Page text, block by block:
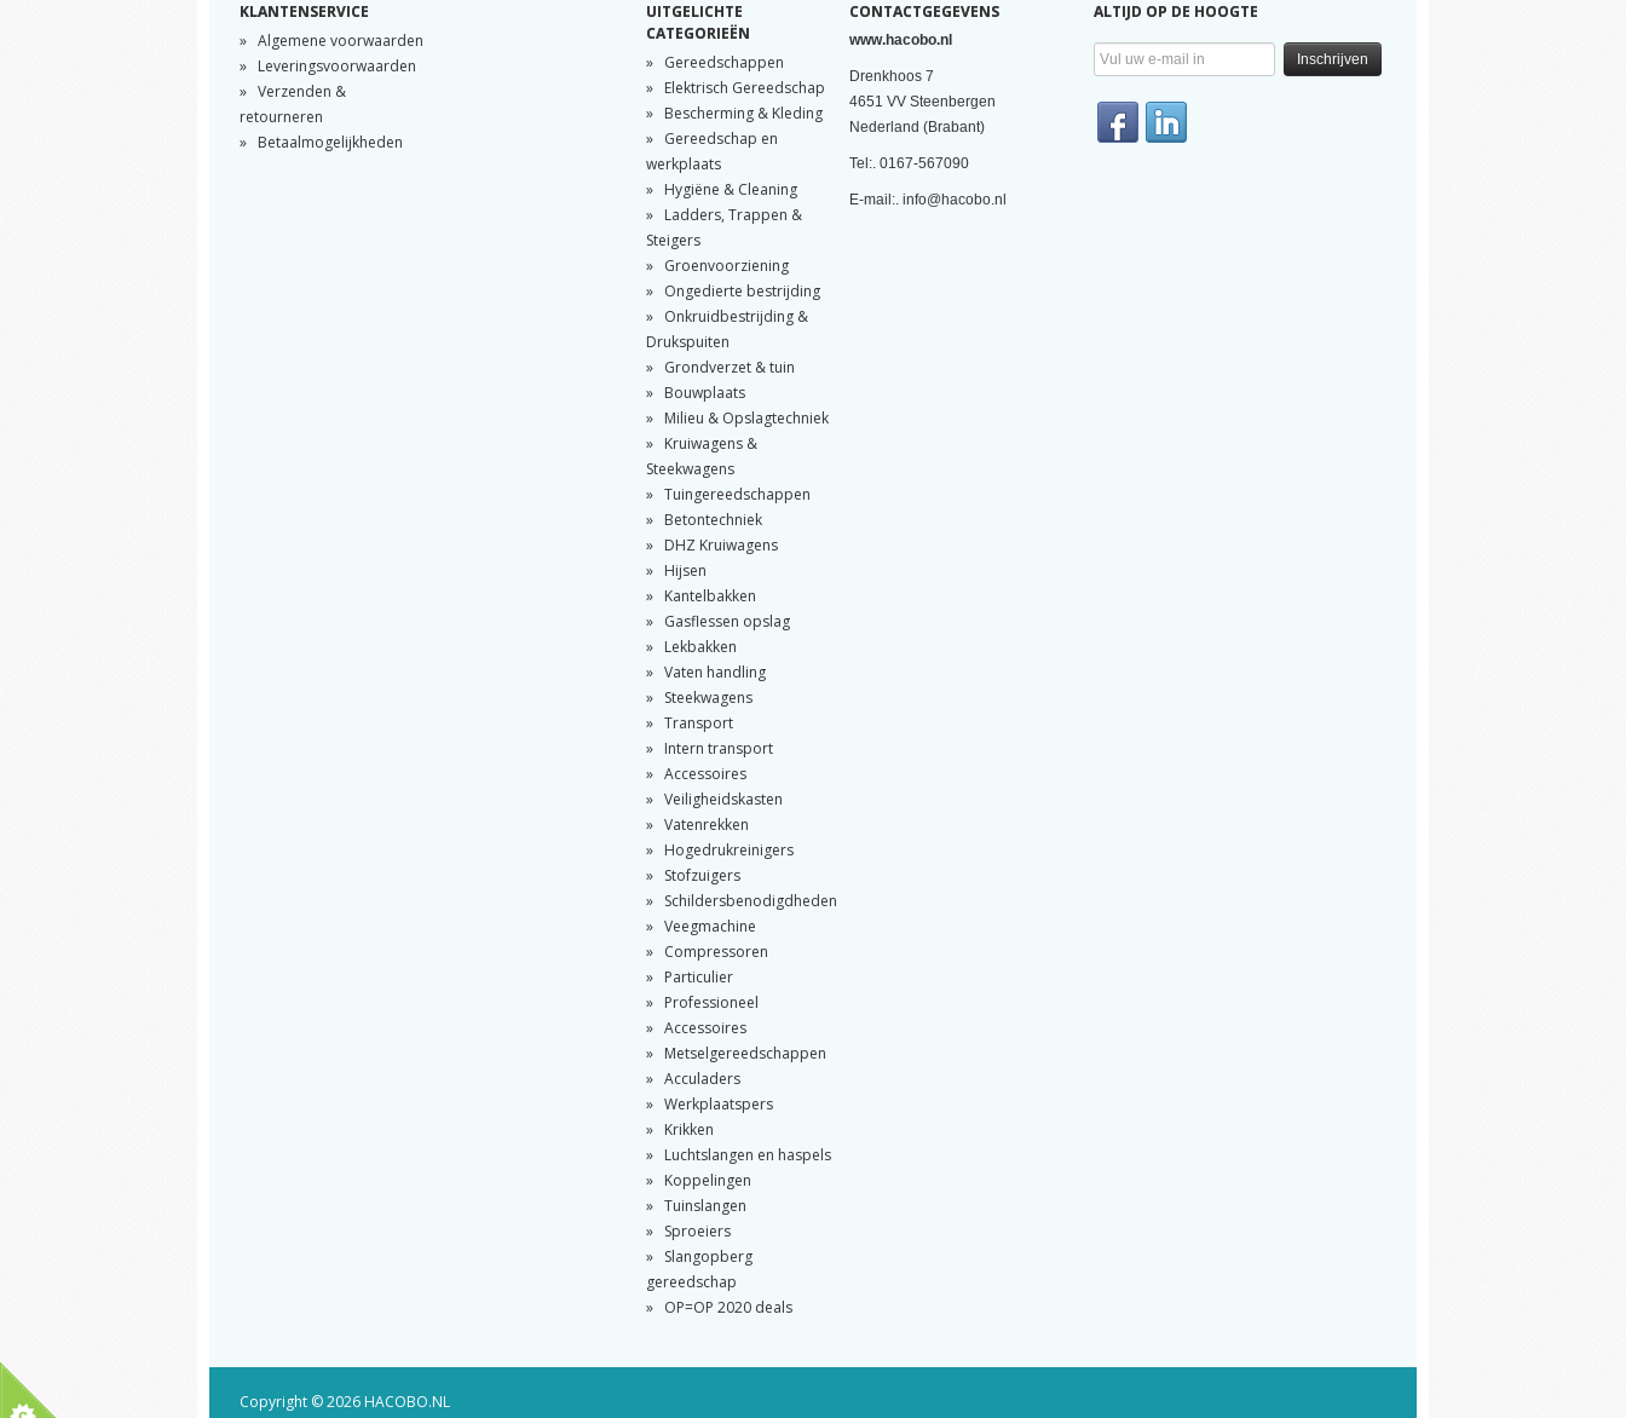
KLANTENSERVICE
Algemene voorwaarden
Leveringsvoorwaarden
Verzenden &
retourneren
Betaalmogelijkheden
UITGELICHTE
CATEGORIEËN
Gereedschappen
Elektrisch Gereedschap
Bescherming & Kleding
Gereedschap en
werkplaats
Hygiëne & Cleaning
Ladders, Trappen &
Steigers
Groenvoorziening
Ongedierte bestrijding
Onkruidbestrijding &
Drukspuiten
Grondverzet & tuin
Bouwplaats
Milieu & Opslagtechniek
Kruiwagens &
Steekwagens
Tuingereedschappen
Betontechniek
DHZ Kruiwagens
Hijsen
Kantelbakken
Gasflessen opslag
Lekbakken
Vaten handling
Steekwagens
Transport
Intern transport
Accessoires
Veiligheidskasten
Vatenrekken
Hogedrukreinigers
Stofzuigers
Schildersbenodigdheden
Veegmachine
Compressoren
Particulier
Professioneel
Accessoires
Metselgereedschappen
Acculaders
Werkplaatspers
Krikken
Luchtslangen en haspels
Koppelingen
Tuinslangen
Sproeiers
Slangopberg
gereedschap
OP=OP 2020 deals
CONTACTGEGEVENS
www.hacobo.nl
Drenkhoos 7
4651 VV Steenbergen
Nederland (Brabant)
Tel:. 0167-567090
E-mail:. info@hacobo.nl
ALTIJD OP DE HOOGTE
Inschrijven
Copyright © 2026 HACOBO.NL